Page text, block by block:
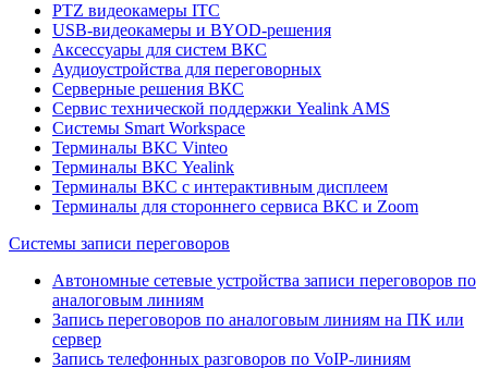
PTZ видеокамеры ITC
USB-видеокамеры и BYOD-решения
Аксессуары для систем ВКС
Аудиоустройства для переговорных
Серверные решения ВКС
Сервис технической поддержки Yealink AMS
Системы Smart Workspace
Терминалы ВКС Vinteo
Терминалы ВКС Yealink
Терминалы ВКС с интерактивным дисплеем
Терминалы для стороннего сервиса ВКС и Zoom
Системы записи переговоров
Автономные сетевые устройства записи переговоров по
аналоговым линиям
Запись переговоров по аналоговым линиям на ПК или
сервер
Запись телефонных разговоров по VoIP-линиям